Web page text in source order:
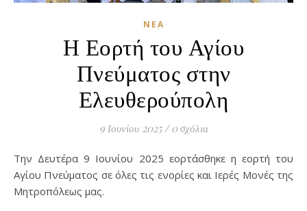
ΝΈΑ
Η Εορτή του Αγίου
Πνεύματος στην
Ελευθερούπολη
9 Ιουνίου 2025 / 0 σχόλια
Την Δευτέρα 9 Ιουνίου 2025 εορτάσθηκε η εορτή του
Αγίου Πνεύματος σε όλες τις ενορίες και Ιερές Μονές της
Μητροπόλεως μας.